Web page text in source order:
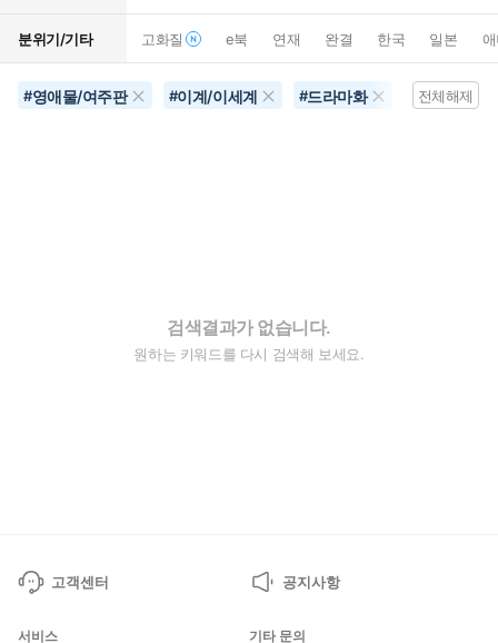
분위기/기타 고화질 e북 연재 완결 한국 일본
#영애물/여주판 #이계/이세계 #드라마화 별점100개
전체해제
검색결과가 없습니다.
원하는 키워드를 다시 검색해 보세요.
고객센터 공지사항
서비스 기타 문의